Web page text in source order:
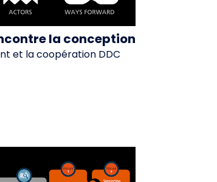
la conception
et la coopération DDC